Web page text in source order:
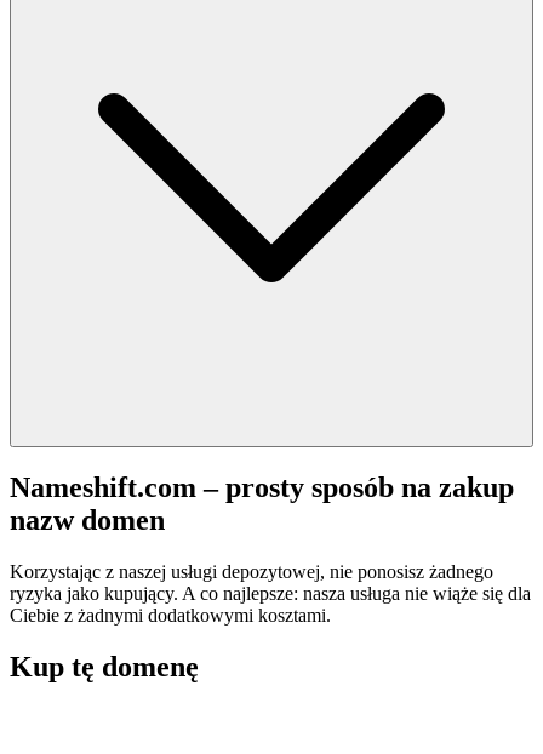
Nameshift.com – prosty sposób na zakup
nazw domen
Korzystając z naszej usługi depozytowej, nie ponosisz żadnego
ryzyka jako kupujący. A co najlepsze: nasza usługa nie wiąże się dla
Ciebie z żadnymi dodatkowymi kosztami.
Kup tę domenę